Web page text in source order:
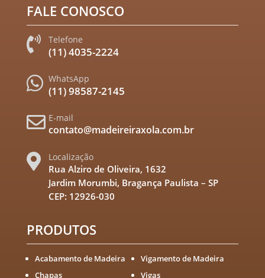
FALE CONOSCO
 Telefone
(11) 4035-2224
 WhatsApp
(11) 98587-2145
 E-mail
contato@madeireiraxola.com.br
 Localização
Rua Alziro de Oliveira, 1632
Jardim Morumbi, Bragança Paulista – SP
CEP: 12926-030
PRODUTOS
Acabamento de Madeira
Chapas
Vigamento de Madeira
Vigas